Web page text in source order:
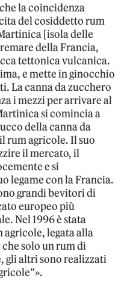
la coincidenza
del cosiddetto rum
[isola delle
della Francia,
tettonica vulcanica.
e mette in ginocchio
La canna da zucchero
i mezzi per arrivare al
si comincia a
della canna da
rum agricole. Il suo
il mercato, il
e si
legame con la Francia.
grandi bevitori di
europeo più
Nel 1996 è stata
agricole, legata alla
solo un rum di
gli altri sono realizzati